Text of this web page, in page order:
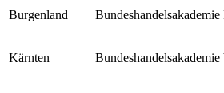
Burgenland
Kärnten